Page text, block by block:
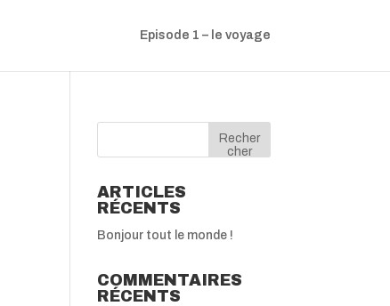
Episode 1 – le voyage
Recher
cher
ARTICLES
RÉCENTS
Bonjour tout le monde !
COMMENTAIRES
RÉCENTS